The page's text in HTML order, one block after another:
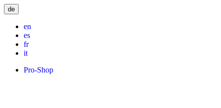
de
en
es
fr
it
Pro-Shop